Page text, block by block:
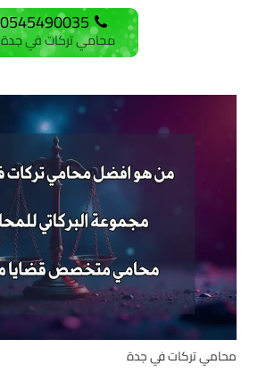
0545490035
محامي تركات في جدة
محامي تركات في جدة